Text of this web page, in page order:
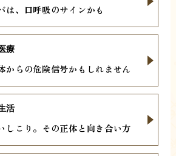
は、口呼吸のサインかも
からの危険信号かもしれません
療
しこり。その正体と向き合い方
活